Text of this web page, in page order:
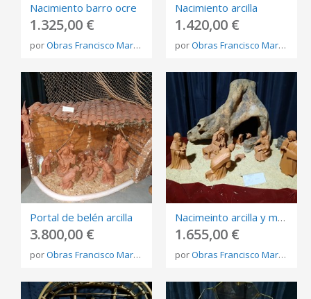
Nacimiento barro ocre
1.325,00 €
porObras Francisco Martínez Rojo
Nacimiento arcilla
1.420,00 €
porObras Francisco Martínez Rojo
Portal de belén arcilla
3.800,00 €
porObras Francisco Martínez Rojo
Nacimeinto arcilla y madera
1.655,00 €
porObras Francisco Martínez Rojo